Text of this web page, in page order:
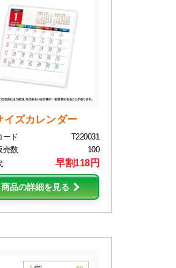
イズカレンダー
ード
T220031
売数
100
早割118円
商品の詳細を見る